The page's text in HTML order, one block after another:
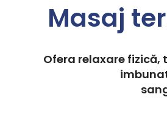
Masaj
Ofera relaxare fizică,